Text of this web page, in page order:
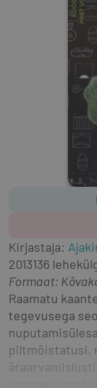
Kirjastaja:
2013136
Formaat:
Raamatu
tegevusega
piltmõistatusi,